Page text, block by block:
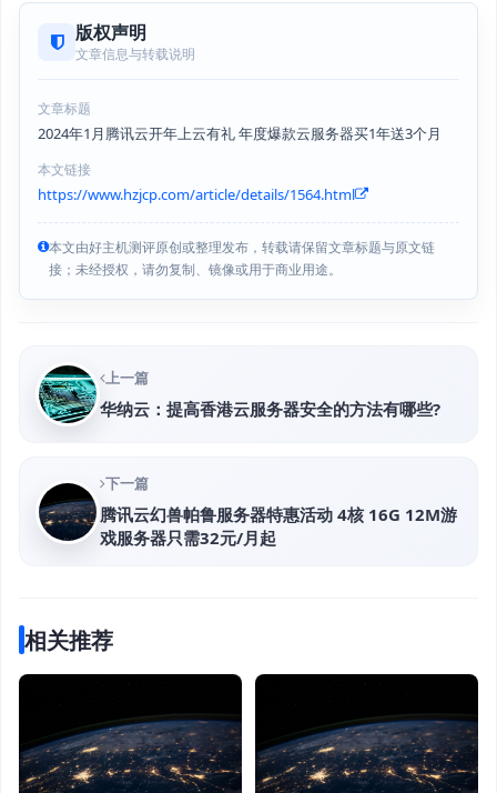
版权声明
文章信息与转载说明
文章标题
2024年1月腾讯云开年上云有礼 年度爆款云服务器买1年送3个月
本文链接
https://www.hzjcp.com/article/details/1564.html
本文由好主机测评原创或整理发布，转载请保留文章标题与原文链
接；未经授权，请勿复制、镜像或用于商业用途。
上一篇
华纳云：提高香港云服务器安全的方法有哪些?
下一篇
腾讯云幻兽帕鲁服务器特惠活动 4核 16G 12M游
戏服务器只需32元/月起
相关推荐